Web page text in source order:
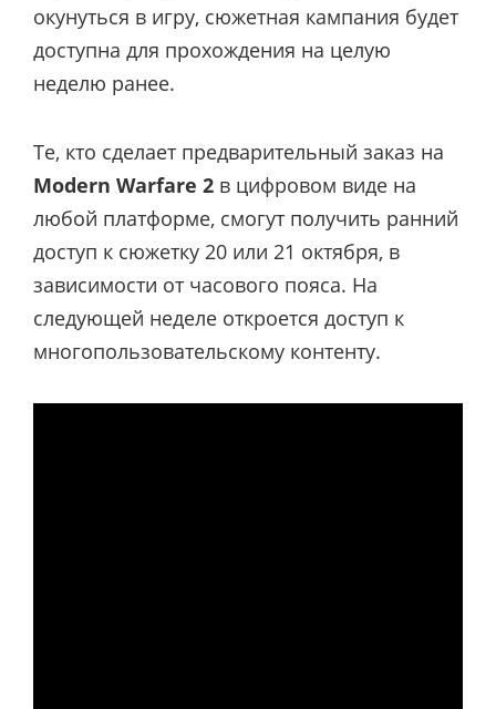
окунуться в игру, сюжетная кампания будет
доступна для прохождения на целую
неделю ранее.
Те, кто сделает предварительный заказ на
Modern Warfare 2 в цифровом виде на
любой платформе, смогут получить ранний
доступ к сюжетку 20 или 21 октября, в
зависимости от часового пояса. На
следующей неделе откроется доступ к
многопользовательскому контенту.